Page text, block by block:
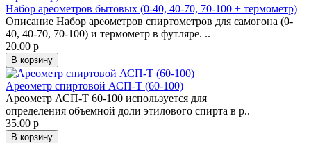
Набор ареометров бытовых (0-40, 40-70, 70-100 + термометр)
Описание Набор ареометров спиртометров для самогона (0-
40, 40-70, 70-100) и термометр в футляре. ..
20.00 р
В корзину
Ареометр спиртовой АСП-Т (60-100)
Ареометр АСП-Т 60-100 используется для
определения объемной доли этилового спирта в р..
35.00 р
В корзину